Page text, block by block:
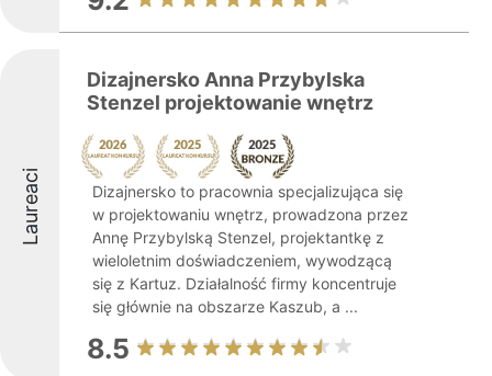
Laureaci
Dizajnersko Anna Przybylska
Stenzel projektowanie wnętrz
Dizajnersko to pracownia specjalizująca się
w projektowaniu wnętrz, prowadzona przez
Annę Przybylską Stenzel, projektantkę z
wieloletnim doświadczeniem, wywodzącą
się z Kartuz. Działalność firmy koncentruje
się głównie na obszarze Kaszub, a ...
8.5